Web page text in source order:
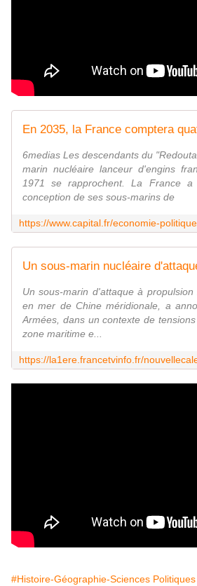
6medias Les descendants du
marin nucléaire lanceur d'engins
1971 se rapprochent. La France a
conception de ses sous-marins de
Un sous-marin d'attaque à
en mer de Chine méridionale, a
Armées, dans un contexte de
zone maritime e...
#Histoire-Géographie-Sciences